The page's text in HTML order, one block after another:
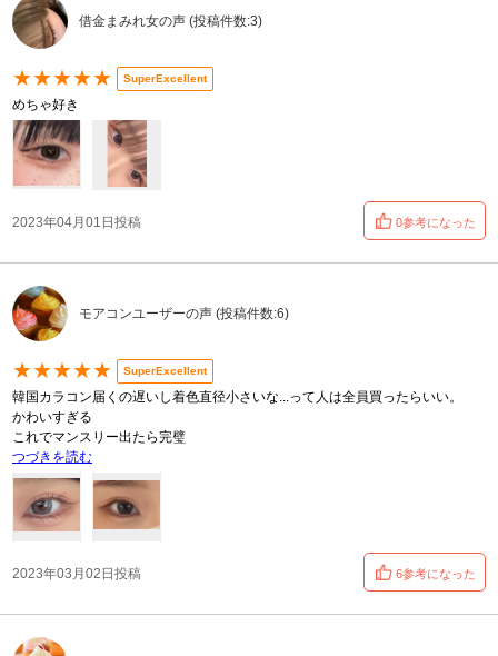
借金まみれ女の声 (投稿件数:3)
★★★★★ SuperExcellent
めちゃ好き
2023年04月01日投稿 0参考になった
モアコンユーザーの声 (投稿件数:6)
★★★★★ SuperExcellent
韓国カラコン届くの遅いし着色直径小さいな...って人は全員買ったらいい。
かわいすぎる
これでマンスリー出たら完璧
つづきを読む
2023年03月02日投稿 6参考になった